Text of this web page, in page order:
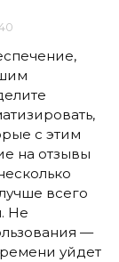
с этим
на отзывы
всего
Не
—
уйдет